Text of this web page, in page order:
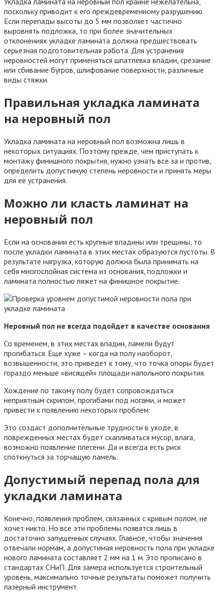
поскольку приводит к его преждевременному разрушению.
Если перепады высоты до 5 мм позволяет частично
выровнять подложка, то при более значительных
отклонениях укладке ламината должна предшествовать
серьезная подготовительная работа. Для устранения
неровностей могут применяться шпатлевка впадин, срезание
или сбивание бугров, шлифование поверхности, различные
виды стяжки.
Правильная укладка ламината
на неровный пол
Укладка ламината на неровный пол возможна лишь в
некоторых ситуациях. Поэтому прежде, чем приступать к
монтажу финишного покрытия, нужно узнать все за и против,
определить допустимую степень неровности и принять меры
для ее устранения.
Можно ли класть ламинат на
неровный пол
Если на основании есть крупные впадины или трещины, то
после укладки ламината в этих местах образуются пустоты. В
результате нагрузка, которую должна была принимать на
себя многослойная система из основания, подложки и
ламината полностью ляжет на финишное покрытие.
Неровный пол не всегда подойдет в качестве основания
Со временем, в этих местах впадин, ламели будут
прогибаться. Еще хуже – когда на полу наоборот,
возвышенности, это приведет к тому, что точка опоры будет
гораздо меньше «висящей» площади напольного покрытия.
Хождение по такому полу будет сопровождаться
неприятным скрипом, прогибами под ногами, и может
привести к появлению некоторых проблем:
Это создаст дополнительные трудности в уходе, в
поврежденных местах будет скапливаться мусор, влага,
возможно появление плесени. Да и всегда есть риск
споткнуться за торчащую ламель.
Допустимый перепад пола для
укладки ламината
Конечно, появления проблем, связанных с кривым полом, не
хочет никто. Но все эти проблемы появятся лишь в
достаточно запущенных случаях. Главное, чтобы значения
отвечали нормам, а допустимая неровность пола при укладке
нового ламината составляет 2 мм на 1 м. Это прописано в
стандартах СНиП. Для замера используется строительный
уровень, максимально точные результаты поможет получить
лазерный инструмент.